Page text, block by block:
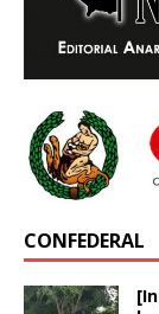
CONFEDERAL